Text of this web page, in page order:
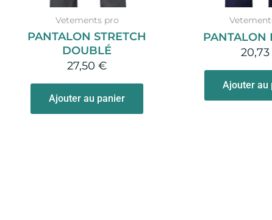
Vetements pro
PANTALON STRETCH
DOUBLÉ
27,50 €
Ajouter au panier
PANTALON
20,73
Ajouter au